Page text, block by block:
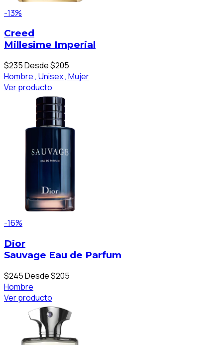
-13%
Creed
Millesime Imperial
$235Desde $205
Hombre , Unisex , Mujer
Ver producto
-16%
Dior
Sauvage Eau de Parfum
$245Desde $205
Hombre
Ver producto